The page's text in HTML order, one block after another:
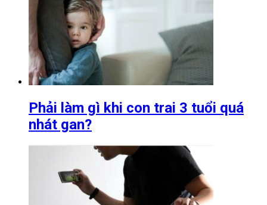
Phải làm gì khi con trai 3 tuổi quá
nhát gan?